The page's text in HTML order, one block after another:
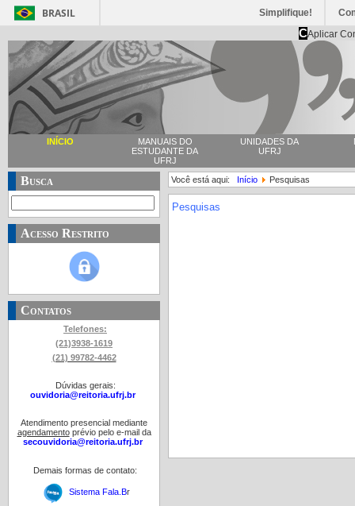
BRASIL Simplifique!
CAplicar
INÍCIO
MANUAIS DO
ESTUDANTE DA
UFRJ
UNIDADES DA
UFRJ
Busca
Acesso Restrito
Contatos
Telefones:
(21)3938-1619
(21) 99782-4462
Dúvidas gerais:
ouvidoria@reitoria.ufrj.br
Atendimento presencial mediante
agendamentoprévio pelo e-mail da
secouvidoria@reitoria.ufrj.br
Demais formas de contato:
Sistema Fala.Br
Você está aqui: Início Pesquisas
Pesquisas